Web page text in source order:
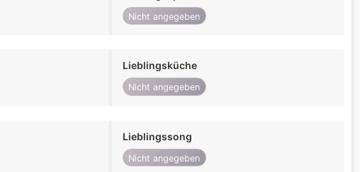
Nicht angegeben
Lieblingsküche
Nicht angegeben
Lieblingssong
Nicht angegeben